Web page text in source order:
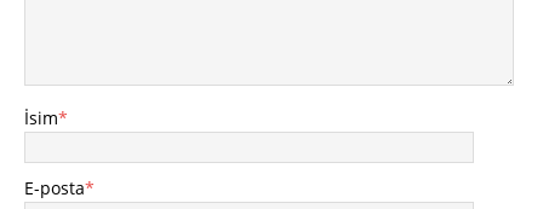
İsim*
E-posta*